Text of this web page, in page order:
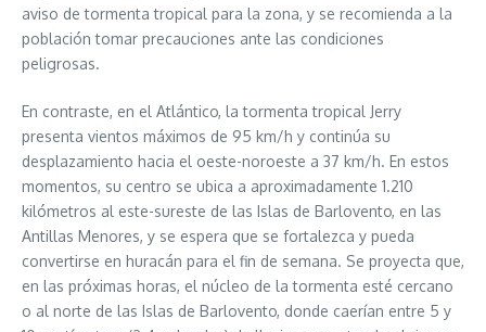
aviso de tormenta tropical para la zona, y se recomienda a la
población tomar precauciones ante las condiciones
peligrosas.
En contraste, en el Atlántico, la tormenta tropical Jerry
presenta vientos máximos de 95 km/h y continúa su
desplazamiento hacia el oeste-noroeste a 37 km/h. En estos
momentos, su centro se ubica a aproximadamente 1.210
kilómetros al este-sureste de las Islas de Barlovento, en las
Antillas Menores, y se espera que se fortalezca y pueda
convertirse en huracán para el fin de semana. Se proyecta que,
en las próximas horas, el núcleo de la tormenta esté cercano
o al norte de las Islas de Barlovento, donde caerían entre 5 y